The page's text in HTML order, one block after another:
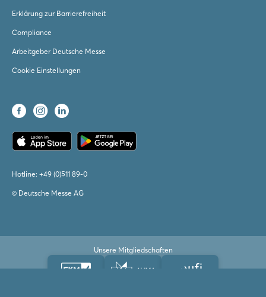
Erklärung zur Barrierefreiheit
Compliance
Arbeitgeber Deutsche Messe
Cookie Einstellungen
Hotline: +49 (0)511 89-0
© Deutsche Messe AG
Unsere Mitgliedschaften